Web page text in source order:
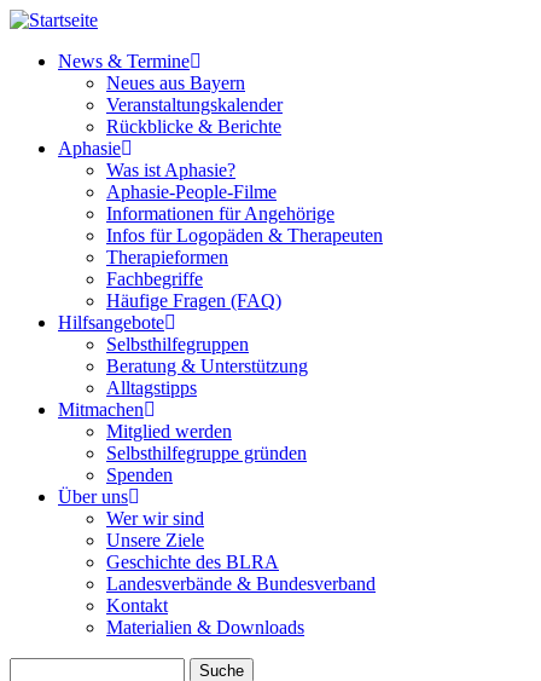
Direkt
Inhalt
navigation
News & Termine
Neues aus Bayern
Veranstaltungskalender
Rückblicke & Berichte
Aphasie
Was ist Aphasie?
Aphasie-People-Filme
Informationen für Angehörige
Infos für Logopäden & Therapeuten
Therapieformen
Fachbegriffe
Häufige Fragen (FAQ)
Hilfsangebote
Selbsthilfegruppen
Beratung & Unterstützung
Alltagstipps
Mitmachen
Mitglied werden
Selbsthilfegruppe gründen
Spenden
Über uns
Wer wir sind
Unsere Ziele
Geschichte des BLRA
Landesverbände & Bundesverband
Kontakt
Materialien & Downloads